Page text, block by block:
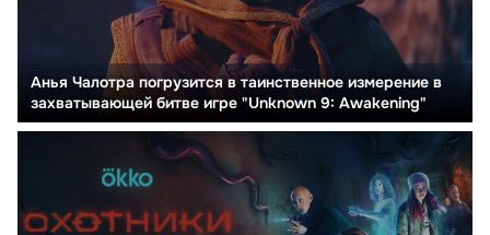
Анья Чалотра погрузится в таинственное измерение в
захватывающей битве игре "Unknown 9: Awakening"